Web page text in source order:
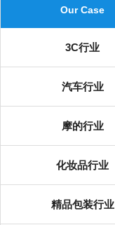
Our Case
3C行业
汽车行业
摩的行业
化妆品行业
精品包装行业